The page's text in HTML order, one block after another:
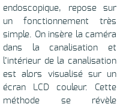
endoscopique, repose sur
un fonctionnement très
simple. On insère la caméra
dans la canalisation et
l’intérieur de la canalisation
est alors visualisé sur un
écran LCD couleur. Cette
méthode se révèle